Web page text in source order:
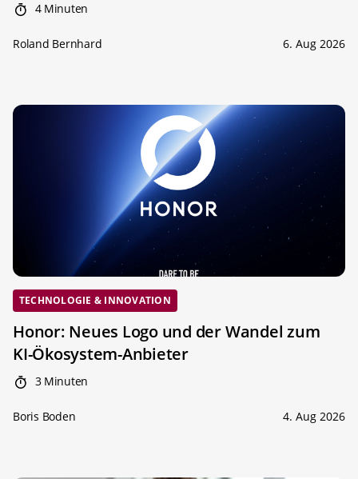
4 Minuten
Roland Bernhard 6. Aug 2026
TECHNOLOGIE & INNOVATION
Honor: Neues Logo und der Wandel zum
KI-Ökosystem-Anbieter
3 Minuten
Boris Boden 4. Aug 2026